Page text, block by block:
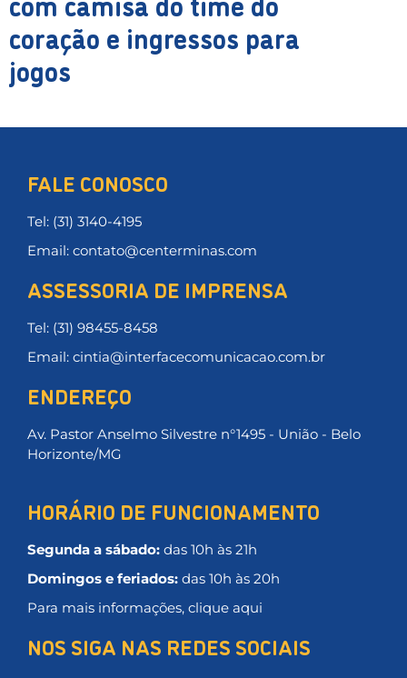
coração e ingressos para
jogos
FALE CONOSCO
Tel: (31) 3140-4195
Email: contato@centerminas.com
ASSESSORIA DE IMPRENSA
Tel: (31) 98455-8458
Email: cintia@interfacecomunicacao.com.br
ENDEREÇO
Av. Pastor Anselmo Silvestre n°1495 - União - Belo
Horizonte/MG
HORÁRIO DE FUNCIONAMENTO
Segunda a sábado: das 10h às 21h
Domingos e feriados: das 10h às 20h
Para mais informações, clique aqui
NOS SIGA NAS REDES SOCIAIS